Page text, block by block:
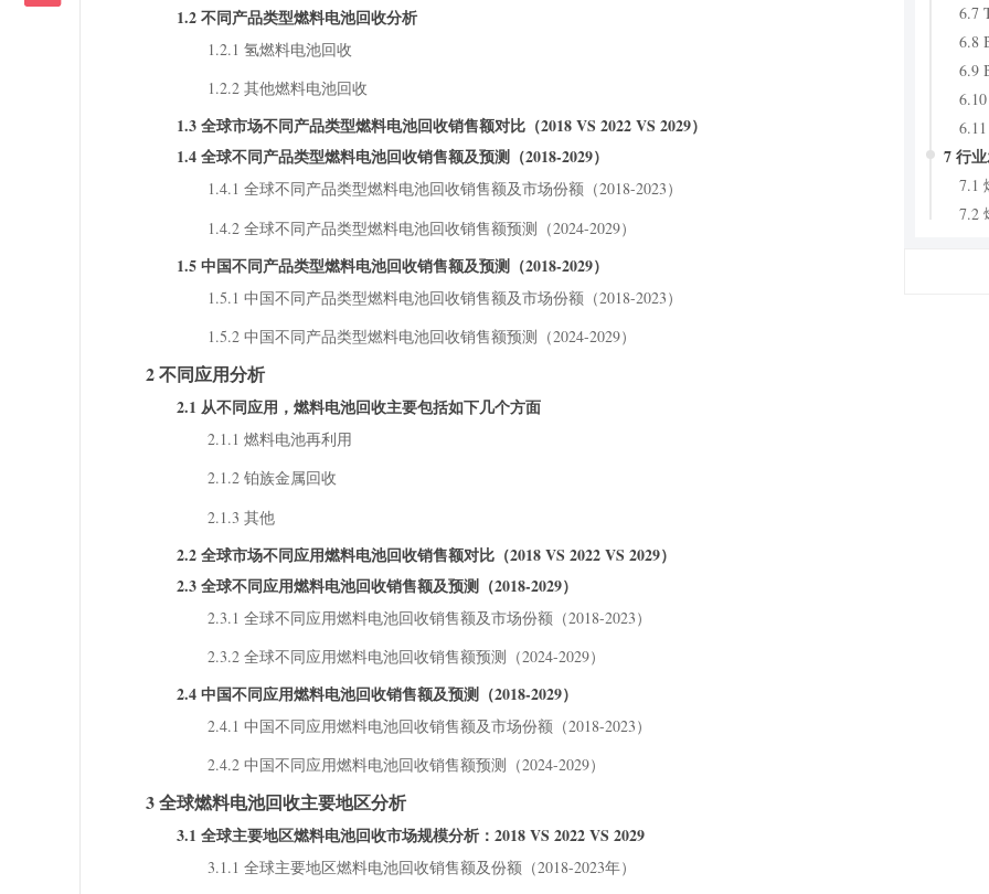
1.2 不同产品类型燃料电池回收分析
1.2.1 氢燃料电池回收
1.2.2 其他燃料电池回收
1.3 全球市场不同产品类型燃料电池回收销售额对比（2018 VS 2022 VS 2029）
1.4 全球不同产品类型燃料电池回收销售额及预测（2018-2029）
1.4.1 全球不同产品类型燃料电池回收销售额及市场份额（2018-2023）
1.4.2 全球不同产品类型燃料电池回收销售额预测（2024-2029）
1.5 中国不同产品类型燃料电池回收销售额及预测（2018-2029）
1.5.1 中国不同产品类型燃料电池回收销售额及市场份额（2018-2023）
1.5.2 中国不同产品类型燃料电池回收销售额预测（2024-2029）
2 不同应用分析
2.1 从不同应用，燃料电池回收主要包括如下几个方面
2.1.1 燃料电池再利用
2.1.2 铂族金属回收
2.1.3 其他
2.2 全球市场不同应用燃料电池回收销售额对比（2018 VS 2022 VS 2029）
2.3 全球不同应用燃料电池回收销售额及预测（2018-2029）
2.3.1 全球不同应用燃料电池回收销售额及市场份额（2018-2023）
2.3.2 全球不同应用燃料电池回收销售额预测（2024-2029）
2.4 中国不同应用燃料电池回收销售额及预测（2018-2029）
2.4.1 中国不同应用燃料电池回收销售额及市场份额（2018-2023）
2.4.2 中国不同应用燃料电池回收销售额预测（2024-2029）
3 全球燃料电池回收主要地区分析
3.1 全球主要地区燃料电池回收市场规模分析：2018 VS 2022 VS 2029
3.1.1 全球主要地区燃料电池回收销售额及份额（2018-2023年）
6.7
6.8
6.9
7 行
7.1
7.2
8 研